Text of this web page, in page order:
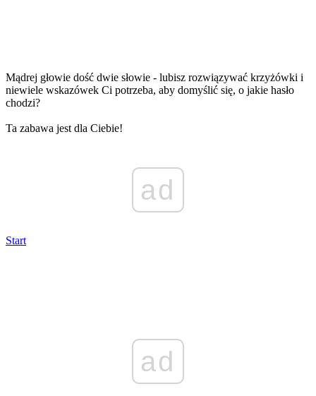
Mądrej głowie dość dwie słowie - lubisz rozwiązywać krzyżówki i
niewiele wskazówek Ci potrzeba, aby domyślić się, o jakie hasło
chodzi?
Ta zabawa jest dla Ciebie!
ad
Start
ad